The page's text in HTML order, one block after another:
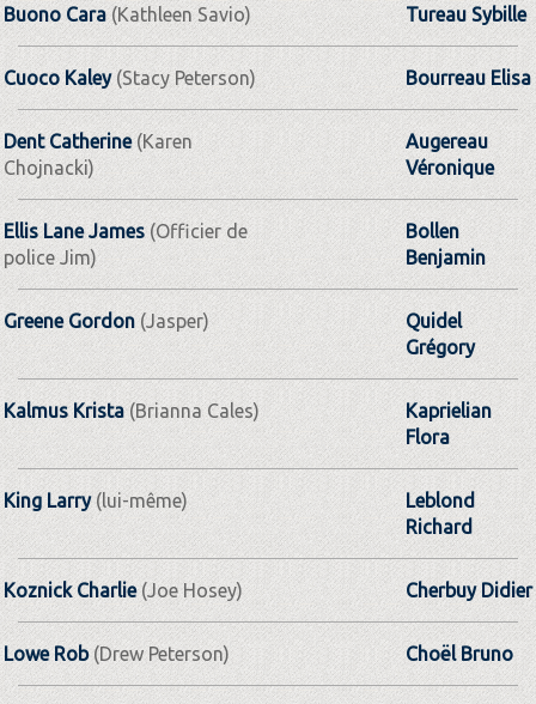
Buono Cara(Kathleen Savio) Tureau Sybille
Cuoco Kaley(Stacy Peterson) Bourreau Elisa
Dent Catherine(Karen
Chojnacki)
Augereau
Véronique
Ellis Lane James(Officier de
police Jim)
Bollen
Benjamin
Greene Gordon (Jasper)
Quidel
Grégory
Kalmus Krista(Brianna Cales)
Kaprielian
Flora
King Larry(lui-même)
Leblond
Richard
Koznick Charlie(Joe Hosey) Cherbuy Didier
Lowe Rob(Drew Peterson) Choël Bruno